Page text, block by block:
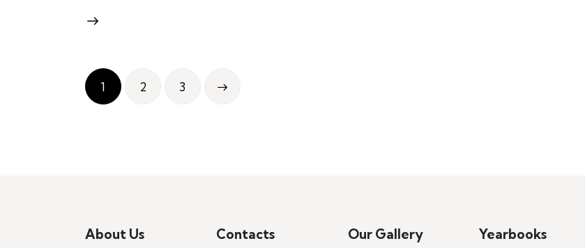
Posts
Page
1 Page
2 Page
3
About Us Contacts Our Gallery Yearbooks